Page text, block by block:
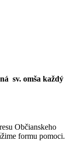
sv. omša každý
Občianskeho
formu pomoci.